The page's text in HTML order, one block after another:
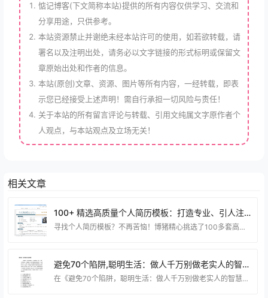
惦记博客(下文简称本站)提供的所有内容仅供学习、交流和
分享用途，只供参考。
本站资源禁止并谢绝未经本站许可的使用，如若欲转载，请
署名以及注明出处，请务必以文字链接的形式标明或保留文
章原始出处和作者的信息。
本站(原创)文章、资源、图片等所有内容，一经转载，即表
示您已经接受上述声明！需自行承担一切风险与责任！
关于本站的所有留言评论与转载、引用文纯属文字原作者个
人观点，与本站观点及立场无关！
相关文章
100+ 精选高质量个人简历模板：打造专业、引人注目的简历！
寻找个人简历模板？不再苦恼！博猪精心挑选了100多套高质量的模板，为您提供无限可能。无论您是刚毕业的应届生，还是经验丰富的职场精英，这些模板都能帮助您打造出令人印象深刻的简历。 从传统到现代，从简约到创意，我们的模板涵盖了各种风格和行业。无论您是在寻找传统职业还是潜在的创意领域，我们都有适合您的模板。每个模板都经过精心设计，保证了专业性和视觉吸引力的完美结合。 选择这些模板，您将获得一个个性化的简历，突出您的专业技能和独特魅力，让您在求职市场中脱颖而出。不再局限于传统的简历模式，让您的简历成为HR眼中的亮点，为您的
避免70个陷阱,聪明生活：做人千万别做老实人的智慧之路.Pdf
在《避免70个陷阱，聪明生活：做人千万别做老实人的智慧之路》中，我们将揭示避免陷阱的70个关键要点，为您指引一条聪明生活的道路。这书籍深入剖析，不仅教会您在人生旅途中规避困境，还分享了不做老实人的智慧之道。通过这本书，您将获得实用的智慧，助您在各种情境下做出明智而聪明的选择，为自己创造更加成功和幸福的生活。 资源下载 下载权限查看 ￥ 免费下载 评论并刷新后下载 登录后下载 查看演示 {{attr.name}}： 您当前的等级为 登录后免费下载登录 小黑屋反思中，不准下载！ 评论后刷新页面下载评论 支付￥以后下载